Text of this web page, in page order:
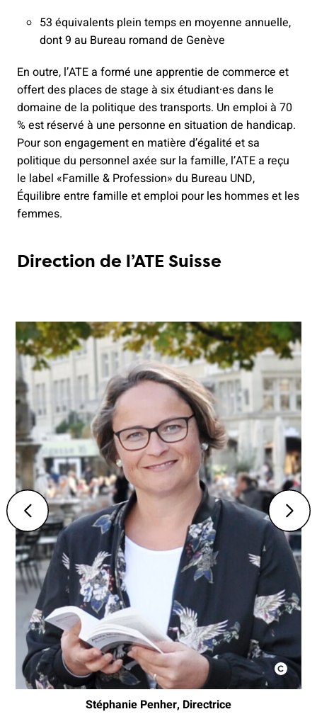
53 équivalents plein temps en moyenne annuelle,
dont 9 au Bureau romand de Genève
En outre, l’ATE a formé une apprentie de commerce et
offert des places de stage à six étudiant·es dans le
domaine de la politique des transports. Un emploi à 70
% est réservé à une personne en situation de handicap.
Pour son engagement en matière d’égalité et sa
politique du personnel axée sur la famille, l’ATE a reçu
le label «Famille & Profession» du Bureau UND,
Équilibre entre famille et emploi pour les hommes et les
femmes.
Direction de l’ATE Suisse
Stéphanie Penher, Directrice